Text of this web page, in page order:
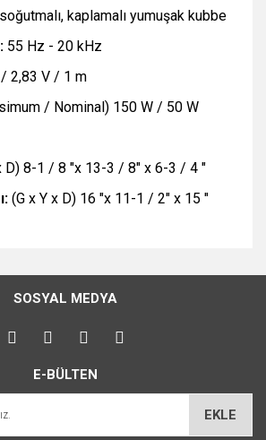
soğutmalı, kaplamalı yumuşak kubbe
55 Hz - 20 kHz
2,83 V / 1 m
/ Nominal) 150 W / 50 W
D) 8-1 / 8 "x 13-3 / 8" x 6-3 / 4 "
(G x Y x D) 16 "x 11-1 / 2" x 15 "
noktaları öneri formunu
iletebilirsiniz.
için teşekkür ederiz.
eksik bilgiler bulunuyor.
SOSYAL MEDYA
E-BÜLTEN
EKLE